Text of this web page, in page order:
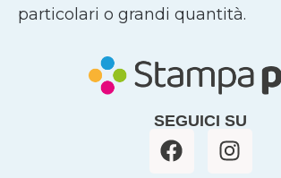
particolari o grandi quantità.
SEGUICI SU
F
a
I
n